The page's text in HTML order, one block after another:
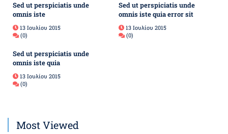
Sed ut perspiciatis unde
omnis iste
13 Ιουλίου 2015
(0)
Sed ut perspiciatis unde
omnis iste quia error sit
13 Ιουλίου 2015
(0)
Sed ut perspiciatis unde
omnis iste quia
13 Ιουλίου 2015
(0)
Most Viewed